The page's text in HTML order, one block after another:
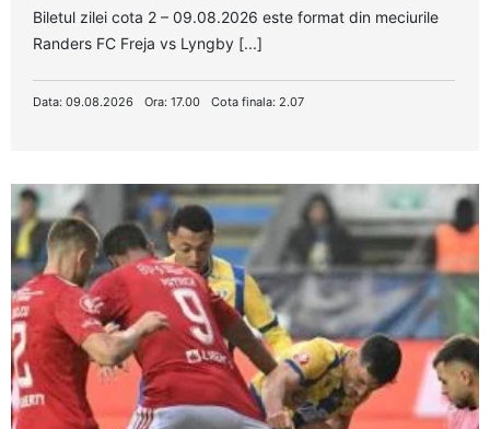
Biletul zilei cota 2 – 09.08.2026 este format din meciurile
Randers FC Freja vs Lyngby [...]
Data: 09.08.2026 Ora: 17.00 Cota finala: 2.07